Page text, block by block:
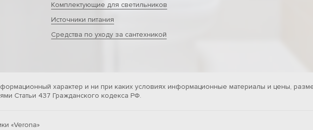
Комплектующие для светильников
Источники питания
Средства по уходу за сантехникой
характер и ни при каких условиях информационные материалы и цены,
Статьи 437 Гражданского кодекса РФ.
«Verona»